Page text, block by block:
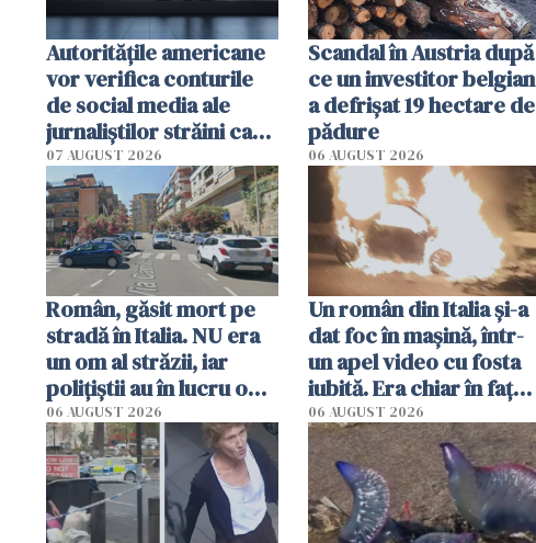
Autorităţile americane
vor verifica conturile
de social media ale
jurnaliştilor străini care
aplică pentru viză
07 AUGUST 2026
Scandal în Austria după
ce un investitor belgian
a defrișat 19 hectare de
pădure
06 AUGUST 2026
Român, găsit mort pe
stradă în Italia. NU era
un om al străzii, iar
polițiștii au în lucru o
singură variantă
06 AUGUST 2026
Un român din Italia și-a
dat foc în mașină, într-
un apel video cu fosta
iubită. Era chiar în fața
locuinței iubitei din
Milano
06 AUGUST 2026